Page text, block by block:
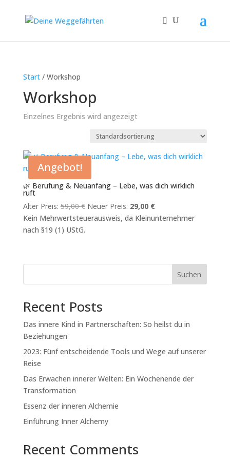
Start/ Workshop
Workshop
Einzelnes Ergebnis wird angezeigt
Angebot!
🌿 Berufung & Neuanfang – Lebe, was dich wirklich
ruft
Alter Preis: 59,00€ Ursprünglicher
Preis
Neuer Preis: 29,00 €Aktueller
Preis
Kein Mehrwertsteuerausweis, da Kleinunternehmer
nach §19 (1) UStG.
Suchen
Recent Posts
Das innere Kind in Partnerschaften: So heilst du in
Beziehungen
2023: Fünf entscheidende Tools und Wege auf unserer
Reise
Das Erwachen innerer Welten: Ein Wochenende der
Transformation
Essenz der inneren Alchemie
Einführung Inner Alchemy
Recent Comments